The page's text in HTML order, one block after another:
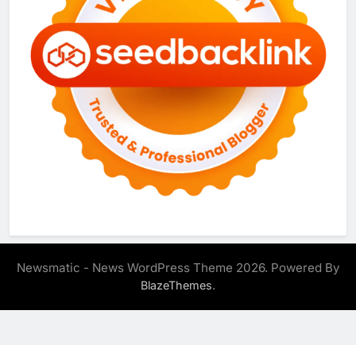
Newsmatic - News WordPress Theme 2026. Powered By
BlazeThemes.